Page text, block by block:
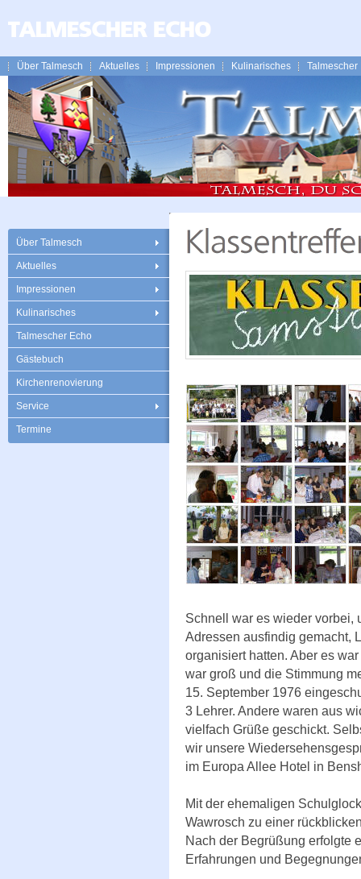
Über Talmesch Aktuelles Impressionen Kulinarisches Talmescher
Über Talmesch
Aktuelles
Impressionen
Kulinarisches
Talmescher Echo
Gästebuch
Kirchenrenovierung
Service
Termine
Schnell war es wieder vorbei,
Adressen ausfindig gemacht,
organisiert hatten. Aber es
war groß und die Stimmung
15. September 1976
3 Lehrer. Andere waren aus
vielfach Grüße geschickt.
wir unsere
im Europa Allee Hotel in
Mit der ehemaligen
Wawrosch zu einer
Nach der Begrüßung erfolgte
Erfahrungen und